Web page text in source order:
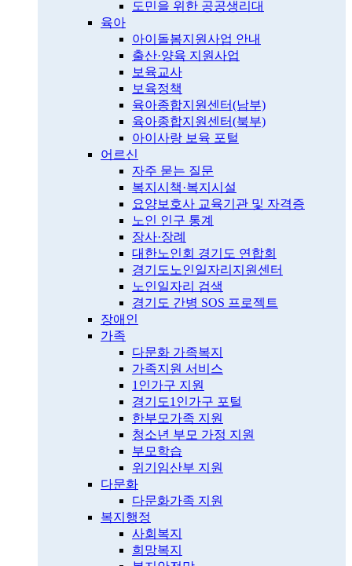
도민을 위한 공공생리대
육아
아이돌봄지원사업 안내
출산·양육 지원사업
보육교사
보육정책
육아종합지원센터(남부)
육아종합지원센터(북부)
아이사랑 보육 포털
어르신
자주 묻는 질문
복지시책·복지시설
요양보호사 교육기관 및 자격증
노인 인구 통계
장사·장례
대한노인회 경기도 연합회
경기도노인일자리지원센터
노인일자리 검색
경기도 간병 SOS 프로젝트
장애인
가족
다문화 가족복지
가족지원 서비스
1인가구 지원
경기도1인가구 포털
한부모가족 지원
청소년 부모 가정 지원
부모학습
위기임산부 지원
다문화
다문화가족 지원
복지행정
사회복지
희망복지